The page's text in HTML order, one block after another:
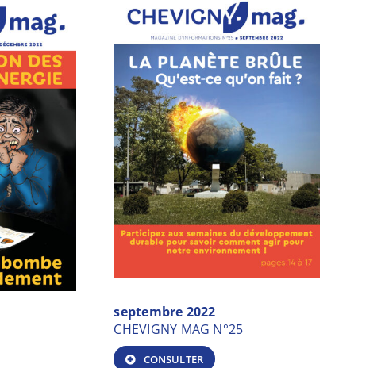
septembre 2022
CHEVIGNY MAG N°25
CONSULTER